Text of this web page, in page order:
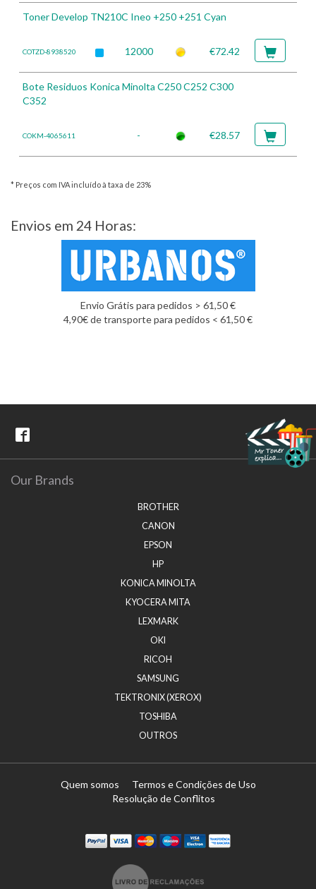
Toner Develop TN210C Ineo +250 +251 Cyan
COTZD-8938520 12000 €72.42
Bote Residuos Konica Minolta C250 C252 C300
C352
COKM-4065611 - €28.57
* Preços com IVA incluído à taxa de 23%
Envios em 24 Horas:
Envio Grátis para pedidos > 61,50 €
4,90€ de transporte para pedidos < 61,50 €
Our Brands
BROTHER
CANON
EPSON
HP
KONICA MINOLTA
KYOCERA MITA
LEXMARK
OKI
RICOH
SAMSUNG
TEKTRONIX (XEROX)
TOSHIBA
OUTROS
Quem somos
Termos e Condições de Uso
Resolução de Conflitos
MastercardMaestro
Visa Electron
Transferï¿½ncia